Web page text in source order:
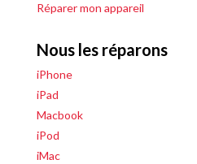
Réparer mon appareil
Nous les réparons
iPhone
iPad
Macbook
iPod
iMac